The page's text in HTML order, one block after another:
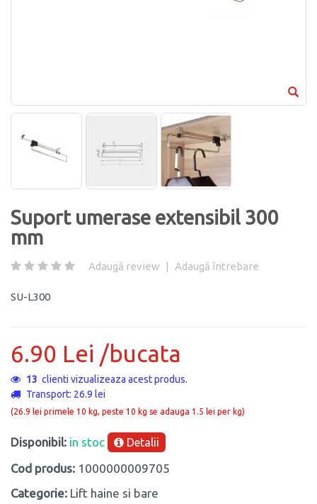
Suport umerase extensibil 300
mm
Adaugă review | Adaugă întrebare
SU-L300
6.90 Lei /bucata
13 clienti vizualizeaza acest produs.
Transport: 26.9 lei
(26.9 lei primele 10 kg, peste 10 kg se adauga 1.5 lei per kg)
Disponibil: in stoc Detalii
Cod produs: 1000000009705
Categorie: Lift haine si bare